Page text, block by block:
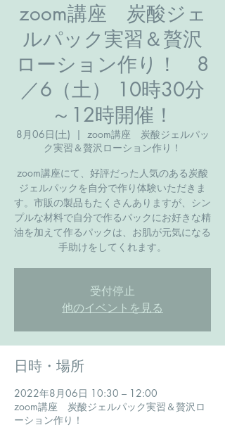
zoom講座 炭酸ジェ
ルパック実習＆贅沢
ローション作り！ 8
／6（土） 10時30分
～12時開催！
8月06日(土)
  |
zoom講座 炭酸ジェルパッ
ク実習＆贅沢ローション作り！
zoom講座にて、好評だった人気のある炭酸
ジェルパックを自分で作り体験いただきま
す。市販の製品もたくさんありますが、シン
プルな材料で自分で作るパックにお好きな精
油を加えて作るパックは、お肌が元気になる
手助けをしてくれます。
受付停止
他のイベントを見る
日時・場所
2022年8月06日 10:30 – 12:00
zoom講座 炭酸ジェルパック実習＆贅沢ロ
ーション作り！